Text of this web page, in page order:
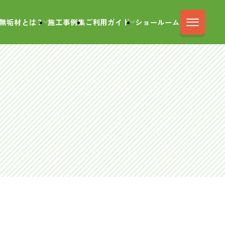
垢材とは？ 施工事例集 ご利用ガイド ショールーム